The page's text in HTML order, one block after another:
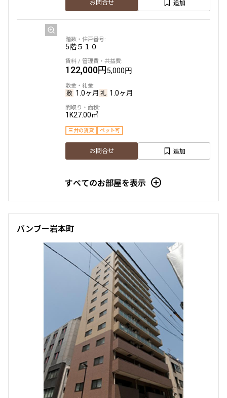
お問合せ 追加
5階５１０
122,000円5,000円
1.0ヶ月 1.0ヶ月
1K27.00㎡
三井の賃貸 ペット可
お問合せ 追加
すべてのお部屋を表示
バンブー岩本町